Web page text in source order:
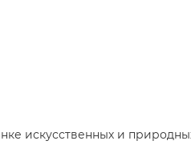
искусственных и